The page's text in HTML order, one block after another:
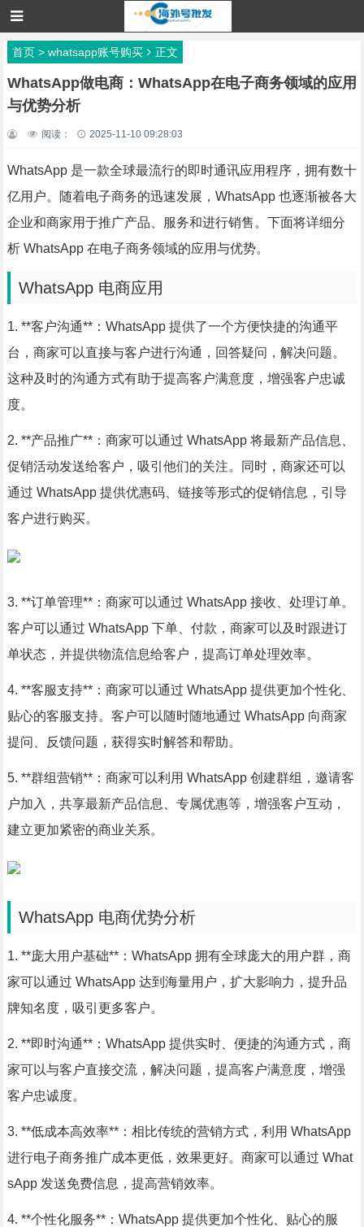
首页> whatsapp账号购买 正文
WhatsApp做电商：WhatsApp在电子商务领域的应用
与优势分析
阅读： 2025-11-10 09:28:03
WhatsApp 是一款全球最流行的即时通讯应用程序，拥有数十
亿用户。随着电子商务的迅速发展，WhatsApp 也逐渐被各大
企业和商家用于推广产品、服务和进行销售。下面将详细分
析 WhatsApp 在电子商务领域的应用与优势。
WhatsApp 电商应用
1. **客户沟通**：WhatsApp 提供了一个方便快捷的沟通平
台，商家可以直接与客户进行沟通，回答疑问，解决问题。
这种及时的沟通方式有助于提高客户满意度，增强客户忠诚
度。
2. **产品推广**：商家可以通过 WhatsApp 将最新产品信息、
促销活动发送给客户，吸引他们的关注。同时，商家还可以
通过 WhatsApp 提供优惠码、链接等形式的促销信息，引导
客户进行购买。
3. **订单管理**：商家可以通过 WhatsApp 接收、处理订单。
客户可以通过 WhatsApp 下单、付款，商家可以及时跟进订
单状态，并提供物流信息给客户，提高订单处理效率。
4. **客服支持**：商家可以通过 WhatsApp 提供更加个性化、
贴心的客服支持。客户可以随时随地通过 WhatsApp 向商家
提问、反馈问题，获得实时解答和帮助。
5. **群组营销**：商家可以利用 WhatsApp 创建群组，邀请客
户加入，共享最新产品信息、专属优惠等，增强客户互动，
建立更加紧密的商业关系。
WhatsApp 电商优势分析
1. **庞大用户基础**：WhatsApp 拥有全球庞大的用户群，商
家可以通过 WhatsApp 达到海量用户，扩大影响力，提升品
牌知名度，吸引更多客户。
2. **即时沟通**：WhatsApp 提供实时、便捷的沟通方式，商
家可以与客户直接交流，解决问题，提高客户满意度，增强
客户忠诚度。
3. **低成本高效率**：相比传统的营销方式，利用 WhatsApp
进行电子商务推广成本更低，效果更好。商家可以通过 What
sApp 发送免费信息，提高营销效率。
4. **个性化服务**：WhatsApp 提供更加个性化、贴心的服